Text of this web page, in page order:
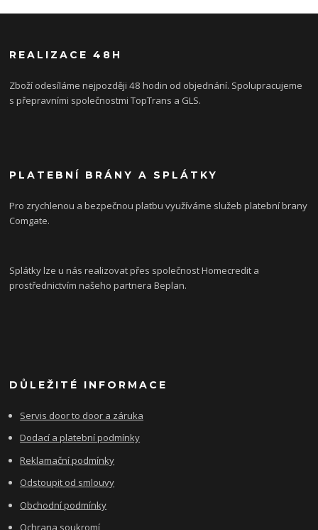
REALIZACE 48H
Zboží odesíláme nejpozději 48 hodin od objednání. Spolupracujeme
s přepravními společnostmi TopTrans a GLS.
PLATEBNÍ BRÁNY A SPLÁTKY
Pro zrychlenou a bezpečnou platbu využíváme služeb platební brany
Comgate.
Splátky lze u nás realizovat přes společnost Homecredit a
prostřednictvím našeho partnera Beplan.
DŮLEŽITÉ INFORMACE
Servis door to door a záruka
Dodací a platební podmínky
Reklamační podmínky
Odstoupit od smlouvy
Obchodní podmínky
Ochrana soukromí